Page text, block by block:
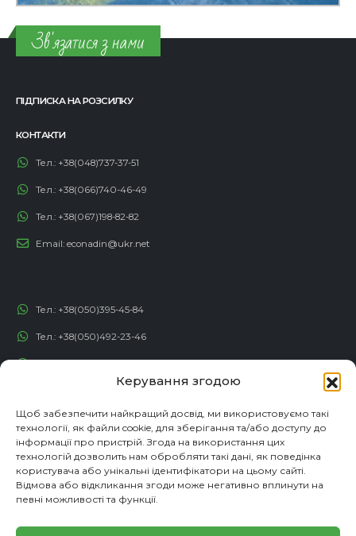
Керування згодою
Щоб забезпечити найкращий досвід, ми використовуємо такі
технології, як файли cookie, для зберігання та/або доступу до
інформації про пристрій. Згода на використання цих
технологій дозволить нам обробляти такі дані, як поведінка
користувача або унікальні ідентифікатори на цьому сайті.
Відмова або відкликання згоди може негативно вплинути на
певні можливості та функції.
Зв'язатися з нами
ПІДПИСКА НА РОЗСИЛКУ
КОНТАКТИ
Тел.: +38(048)737-37-51
Тел.: +38(066)740-46-49
Тел.: +38(067)198-82-82
Email: econadin@ukr.net
Тел.: +38(050)395-45-84
Тел.: +38(050)492-23-46
contact@econadin.com
СОЦІАЛЬНІ МЕРЕЖІ